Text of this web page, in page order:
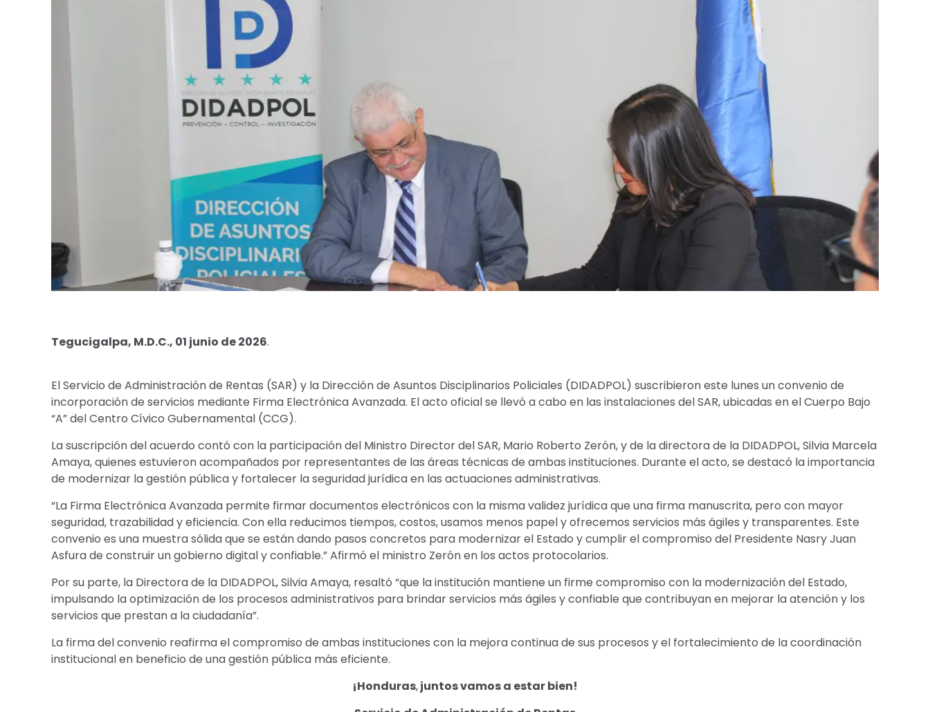
Tegucigalpa, M.D.C., 01 junio de 2026.
El Servicio de Administración de Rentas (SAR) y la Dirección de Asuntos Disciplinarios Policiales (DIDADPOL) suscribieron este lunes un convenio de
incorporación de servicios mediante Firma Electrónica Avanzada. El acto oficial se llevó a cabo en las instalaciones del SAR, ubicadas en el Cuerpo Bajo
“A” del Centro Cívico Gubernamental (CCG).
La suscripción del acuerdo contó con la participación del Ministro Director del SAR, Mario Roberto Zerón, y de la directora de la DIDADPOL, Silvia Marcela
Amaya, quienes estuvieron acompañados por representantes de las áreas técnicas de ambas instituciones. Durante el acto, se destacó la importancia
de modernizar la gestión pública y fortalecer la seguridad jurídica en las actuaciones administrativas.
“La Firma Electrónica Avanzada permite firmar documentos electrónicos con la misma validez jurídica que una firma manuscrita, pero con mayor
seguridad, trazabilidad y eficiencia. Con ella reducimos tiempos, costos, usamos menos papel y ofrecemos servicios más ágiles y transparentes. Este
convenio es una muestra sólida que se están dando pasos concretos para modernizar el Estado y cumplir el compromiso del Presidente Nasry Juan
Asfura de construir un gobierno digital y confiable.” Afirmó el ministro Zerón en los actos protocolarios.
Por su parte, la Directora de la DIDADPOL, Silvia Amaya, resaltó “que la institución mantiene un firme compromiso con la modernización del Estado,
impulsando la optimización de los procesos administrativos para brindar servicios más ágiles y confiable que contribuyan en mejorar la atención y los
servicios que prestan a la ciudadanía”.
La firma del convenio reafirma el compromiso de ambas instituciones con la mejora continua de sus procesos y el fortalecimiento de la coordinación
institucional en beneficio de una gestión pública más eficiente.
¡Honduras,juntos vamos a estar bien!